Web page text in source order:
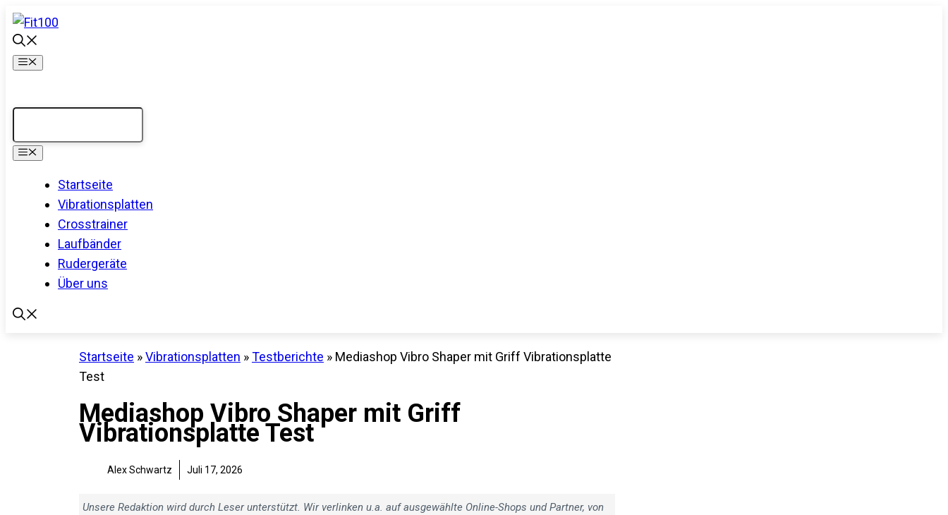
Zum
Inhalt
springen
Menü
Menü
Startseite
Vibrationsplatten
Crosstrainer
Laufbänder
Rudergeräte
Über uns
Startseite »Vibrationsplatten »Testberichte » Mediashop Vibro Shaper mit Griff Vibrationsplatte
Test
Mediashop Vibro Shaper mit Griff
Vibrationsplatte Test
Alex Schwartz Juli 17, 2026
Unsere Redaktion wird durch Leser unterstützt. Wir verlinken u.a. auf ausgewählte Online-Shops und Partner, von